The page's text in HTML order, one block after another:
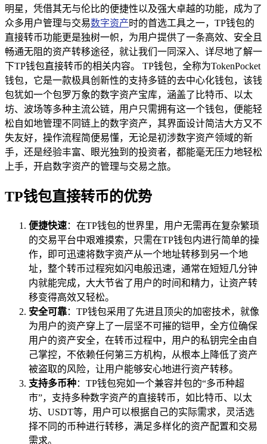
明星，凭借其无与伦比的便捷性以及强大卓越的功能，成为了
众多用户管理与交易数字资产时的首选工具之一，TP钱包的
直接转币功能更是独树一帜，为用户提供了一条高效、安全且
畅通无阻的资产转移途径，就让我们一同深入、详尽地了解一
下TP钱包直接转币的相关内容。 TP钱包，全称为TokenPocket
钱包，它是一款极具创新性的支持多链的去中心化钱包，该钱
包犹如一个包罗万象的数字资产宝库，涵盖了比特币、以太
坊、波场等多种主流公链，用户只需拥有这一个钱包，便能轻
松自如地管理不同链上的数字资产，其界面设计简洁大方又不
失友好，操作流程简便易懂，无论是初涉数字资产领域的新
手，还是经验丰富、眼光独到的投资者，都能毫无压力地轻松
上手，开启数字资产的管理与交易之旅。
TP钱包直接转币的优势
便捷快速：在TP钱包的世界里，用户无需再在复杂繁琐
的交易平台中艰难摸索，只需在TP钱包内进行简单的操
作，即可迅速将数字资产从一个地址转移到另一个地
址，整个转币过程宛如闪电般迅速，通常在短短几分钟
内就能完成，大大节省了用户的时间和精力，让资产转
移变得高效又轻松。
安全可靠：TP钱包采用了先进且顶尖的加密技术，就像
为用户的资产穿上了一层坚不可摧的铠甲，全方位确保
用户的资产安全，在转币过程中，用户的私钥完全由自
己掌控，不依赖任何第三方机构，从根本上降低了资产
被盗取的风险，让用户能够安心地进行资产转移。
支持多币种：TP钱包宛如一个兼容并包的“多币种超
市”，支持多种数字资产的直接转币，如比特币、以太
坊、USDT等，用户可以根据自己的实际需求，灵活选
择不同的币种进行转移，满足多样化的资产配置和交易
需求。